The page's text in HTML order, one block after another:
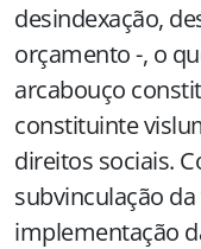
desindexação,
orçamento -, o
arcabouço
constituinte
direitos sociais.
subvinculação
implementação